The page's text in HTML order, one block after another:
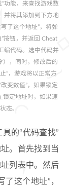
功能，来查找游戏数
并将其添加到下方地
了这个地址”，将弹
按钮，并返回 Cheat
编代码。选中代码并
），同时，修改后的
”，游戏将以正常方
变数值”，如果锁定
锁定地址时，如果速
态。
的“代码查找”
。首先找到当
列表中。然后
这个地址”，